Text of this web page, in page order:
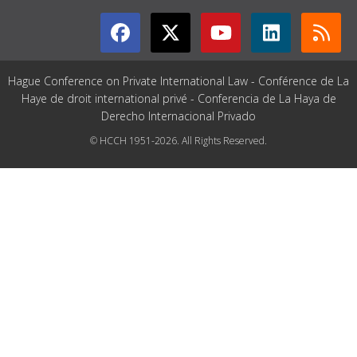
Hague Conference on Private International Law - Conférence de La
Haye de droit international privé - Conferencia de La Haya de
Derecho Internacional Privado
© HCCH 1951-2026. All Rights Reserved.